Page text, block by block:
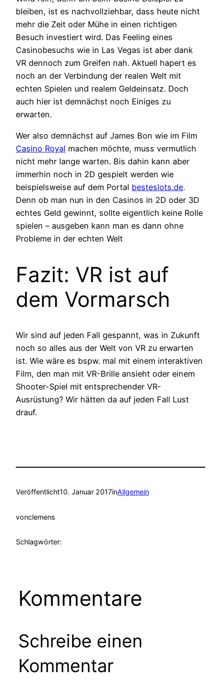
bleiben, ist es nachvollziehbar, dass heute nicht
mehr die Zeit oder Mühe in einen richtigen
Besuch investiert wird. Das Feeling eines
Casinobesuchs wie in Las Vegas ist aber dank
VR dennoch zum Greifen nah. Aktuell hapert es
noch an der Verbindung der realen Welt mit
echten Spielen und realem Geldeinsatz. Doch
auch hier ist demnächst noch Einiges zu
erwarten.
Wer also demnächst auf James Bon wie im Film
Casino Royal machen möchte, muss vermutlich
nicht mehr lange warten. Bis dahin kann aber
immerhin noch in 2D gespielt werden wie
beispielsweise auf dem Portal besteslots.de.
Denn ob man nun in den Casinos in 2D oder 3D
echtes Geld gewinnt, sollte eigentlich keine Rolle
spielen – ausgeben kann man es dann ohne
Probleme in der echten Welt
Fazit: VR ist auf
dem Vormarsch
Wir sind auf jeden Fall gespannt, was in Zukunft
noch so alles aus der Welt von VR zu erwarten
ist. Wie wäre es bspw. mal mit einem interaktiven
Film, den man mit VR-Brille ansieht oder einem
Shooter-Spiel mit entsprechender VR-
Ausrüstung? Wir hätten da auf jeden Fall Lust
drauf.
Veröffentlicht10. Januar 2017inAllgemein
vonclemens
Schlagwörter:
Kommentare
Schreibe einen
Kommentar